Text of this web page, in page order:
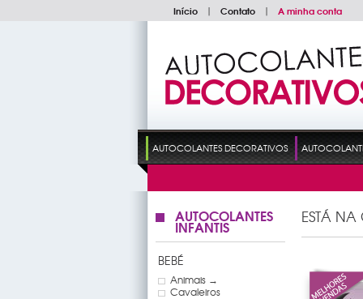
Início | Contato | A minha conta
AUTOCOLANTES DECORATIVOS
AUTOCOLANTES
INFANTIS
BEBÉ
Animais →
Cavaleiros
ESTÁ